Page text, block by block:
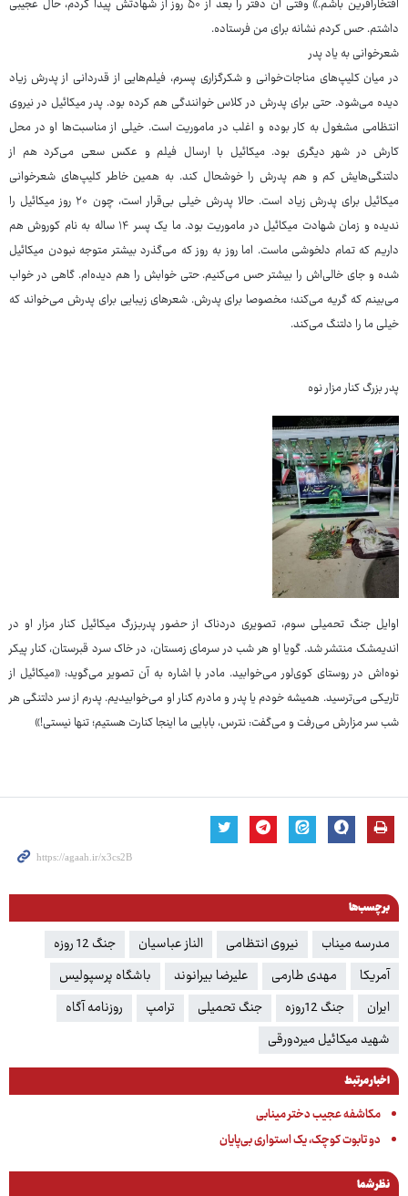
افتخارآفرین باشم.» وقتی آن دفتر را بعد از ۵۰ روز از شهادتش پیدا کردم، حال عجیبی
داشتم. حس کردم نشانه برای من فرستاده.
شعرخوانی به یاد پدر
در میان کلیپ‌های مناجات‌خوانی و شکرگزاری پسرم، فیلم‌هایی از قدردانی از پدرش زیاد
دیده می‌شود. حتی برای پدرش در کلاس خوانندگی هم کرده بود. پدر میکائیل در نیروی
انتظامی مشغول به کار بوده و اغلب در ماموریت است. خیلی از مناسبت‌ها او در محل
کارش در شهر دیگری بود. میکائیل با ارسال فیلم و عکس سعی می‌کرد هم از
دلتنگی‌هایش کم و هم پدرش را خوشحال کند. به همین خاطر کلیپ‌های شعرخوانی
میکائیل برای پدرش زیاد است. حالا پدرش خیلی بی‌قرار است، چون ۲۰ روز میکائیل را
ندیده و زمان شهادت میکائیل در ماموریت بود. ما یک پسر ۱۴ ساله به نام کوروش هم
داریم که تمام دلخوشی ماست. اما روز به روز که می‌گذرد بیشتر متوجه نبودن میکائیل
شده و جای خالی‌اش را بیشتر حس می‌کنیم. حتی خوابش را هم دیده‌ام. گاهی در خواب
می‌بینم که گریه می‌کند؛ مخصوصا برای پدرش. شعرهای زیبایی برای پدرش می‌خواند که
خیلی ما را دلتنگ می‌کند.
پدر بزرگ کنار مزار نوه
اوایل جنگ تحمیلی سوم، تصویری دردناک از حضور پدربزرگ میکائیل کنار مزار او در
اندیمشک منتشر شد. گویا او هر شب در سرمای زمستان، در خاک سرد قبرستان، کنار پیکر
نوه‌اش در روستای کوی‌لور می‌خوابید. مادر با اشاره به آن تصویر می‌گوید: «میکائیل از
تاریکی می‌ترسید. همیشه خودم یا پدر و مادرم کنار او می‌خوابیدیم. پدرم از سر دلتنگی هر
شب سر مزارش می‌رفت و می‌گفت: نترس، بابایی ما اینجا کنارت هستیم؛ تنها نیستی!»
برچسب‌ها
مدرسه میناب نیروی انتظامی الناز عباسیان
جنگ 12 روزه
آمریکا
مهدی طارمی علیرضا بیرانوند
باشگاه پرسپولیس
ایران
جنگ 12روزه جنگ تحمیلی ترامپ
روزنامه آگاه
شهید میکائیل میردورقی
اخبار مرتبط
مکاشفه عجیب دختر مینابی
دو تابوت کوچک، یک استواری بی‌پایان
نظر شما